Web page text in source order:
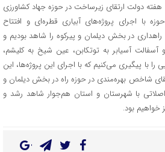
هفته دولت ارتقای زیرساخت در حوزه جهاد کشاورزی
با اجرای پروژه‌های آبیاری قطره‌ای و افتتاح
در بخش دیلمان و پیرکوه را شاهد بودیم و
آسفالت آسیابر به توتکابن، عین شیخ به کلیشم،
را با پیگیری می‌کنیم که با اجرای این پروژه‌ها، این
شاخص بهره‌مندی در حوزه راه در بخش دیلمان و
با شهرستان و استان هم‌جوار شاهد رشد و
بود.